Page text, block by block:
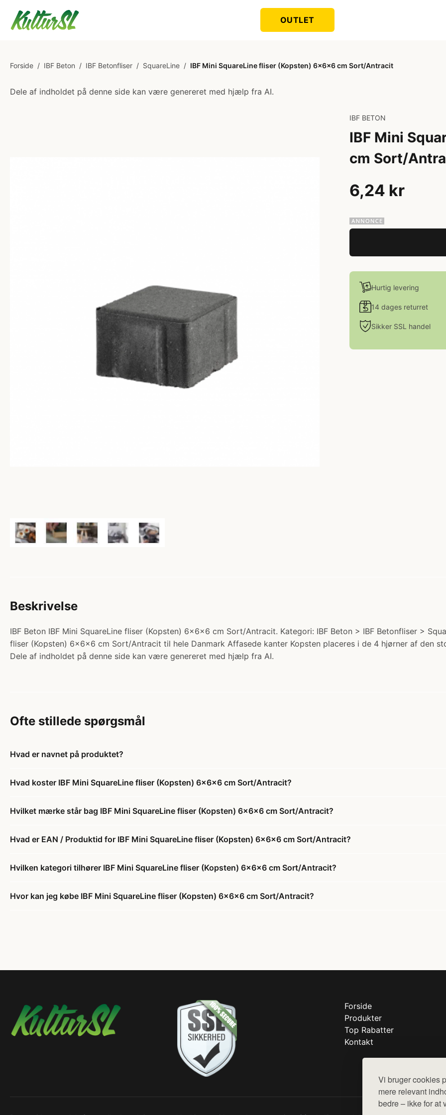
Vi bruger cookies
mere relevant
bedre – ikke for at
OUTLET
Forside / IBF Beton / IBF Betonfliser / SquareLine / IBF Mini SquareLine fliser (Kopsten) 6x6x6 cm Sort/Antracit
Dele af indholdet på denne side kan være genereret med hjælp fra AI.
IBF BETON
IBF Mini
cm Sort/
6,24 kr
Hurtig levering
14 dages returret
Sikker SSL handel
Beskrivelse
IBF Beton IBF Mini SquareLine fliser (Kopsten) 6x6x6 cm Sort/Antracit. Kategori: IBF Beton > IBF Betonfliser >
fliser (Kopsten) 6x6x6 cm Sort/Antracit til hele Danmark Affasede kanter Kopsten placeres i de 4 hjørner af den
Dele af indholdet på denne side kan være genereret med hjælp fra AI.
Ofte stillede spørgsmål
Hvad er navnet på produktet?
Hvad koster IBF Mini SquareLine fliser (Kopsten) 6x6x6 cm Sort/Antracit?
Hvilket mærke står bag IBF Mini SquareLine fliser (Kopsten) 6x6x6 cm Sort/Antracit?
Hvad er EAN / Produktid for IBF Mini SquareLine fliser (Kopsten) 6x6x6 cm Sort/Antracit?
Hvilken kategori tilhører IBF Mini SquareLine fliser (Kopsten) 6x6x6 cm Sort/Antracit?
Hvor kan jeg købe IBF Mini SquareLine fliser (Kopsten) 6x6x6 cm Sort/Antracit?
Forside
Produkter
Top Rabatter
Kontakt